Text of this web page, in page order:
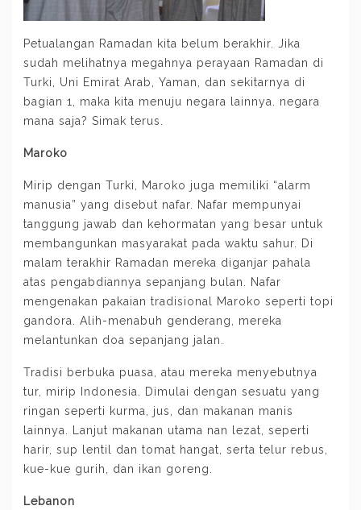
Petualangan Ramadan kita belum berakhir. Jika
sudah melihatnya megahnya perayaan Ramadan di
Turki, Uni Emirat Arab, Yaman, dan sekitarnya di
bagian 1
, maka kita menuju negara lainnya. negara
mana saja? Simak terus.
Maroko
Mirip dengan Turki, Maroko juga memiliki “alarm
manusia” yang disebut nafar. Nafar mempunyai
tanggung jawab dan kehormatan yang besar untuk
membangunkan masyarakat pada waktu sahur. Di
malam terakhir Ramadan mereka diganjar pahala
atas pengabdiannya sepanjang bulan. Nafar
mengenakan pakaian tradisional Maroko seperti topi
gandora. Alih-menabuh genderang, mereka
melantunkan doa sepanjang jalan.
Tradisi berbuka puasa, atau mereka menyebutnya
tur, mirip Indonesia. Dimulai dengan sesuatu yang
ringan seperti kurma, jus, dan makanan manis
lainnya. Lanjut makanan utama nan lezat, seperti
harir, sup lentil dan tomat hangat, serta telur rebus,
kue-kue gurih, dan ikan goreng.
Lebanon